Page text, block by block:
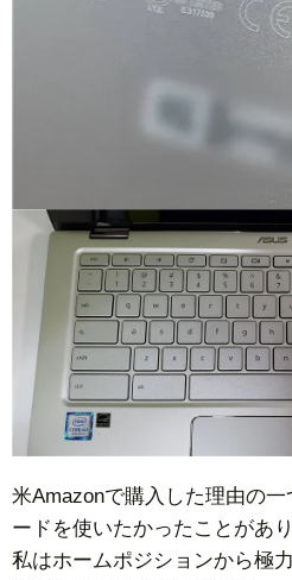
米Amazonで購入した理由の
ードを使いたかったことがあり
私はホームポジションから極